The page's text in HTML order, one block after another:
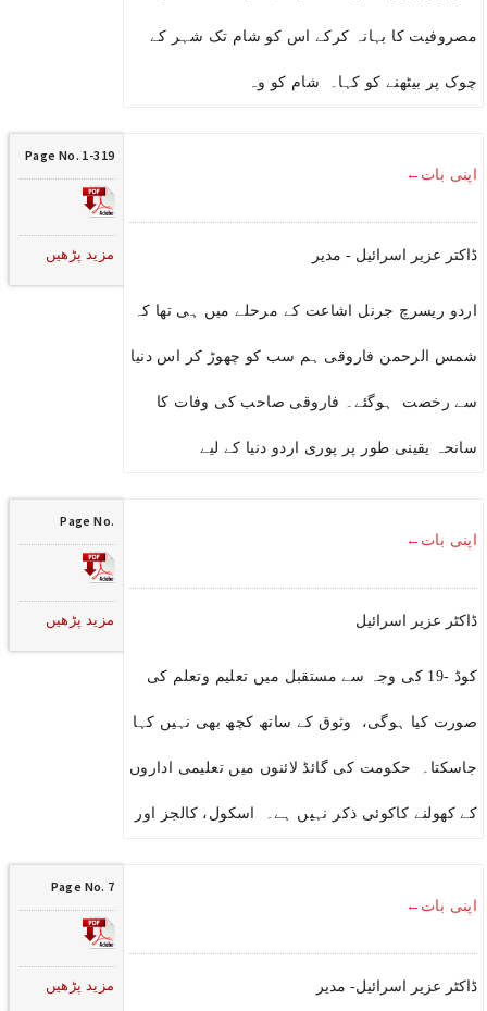
مصروفیت کا بہانہ کرکے اس کو شام تک شہر کے
چوک پر بیٹھنے کو کہا۔ شام کو وہ
اپنی بات←
ڈاکتر عزیر اسرائیل - مدیر
اردو ریسرچ جرنل اشاعت کے مرحلے میں ہی تھا کہ
شمس الرحمن فاروقی ہم سب کو چھوڑ کر اس دنیا
سے رخصت ہوگئے۔ فاروقی صاحب کی وفات کا
سانحہ یقینی طور پر پوری اردو دنیا کے لیے
Page No. 1-319
مزید پڑھیں
اپنی بات←
ڈاکٹر عزیر اسرائیل
کوڈ -19 کی وجہ سے مستقبل میں تعلیم وتعلم کی
صورت کیا ہوگی، وثوق کے ساتھ کچھ بھی نہیں کہا
جاسکتا۔ حکومت کی گائڈ لائنوں میں تعلیمی اداروں
کے کھولنے کاکوئی ذکر نہیں ہے۔ اسکول، کالجز اور
Page No.
مزید پڑھیں
اپنی بات←
ڈاکٹر عزیر اسرائیل- مدیر
Page No. 7
مزید پڑھیں